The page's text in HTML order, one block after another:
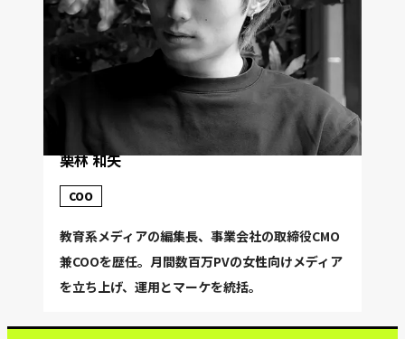
栗林 和矢
COO
教育系メディアの編集長、事業会社の取締役CMO
兼COOを歴任。月間数百万PVの女性向けメディア
を立ち上げ、運用とマーケを統括。